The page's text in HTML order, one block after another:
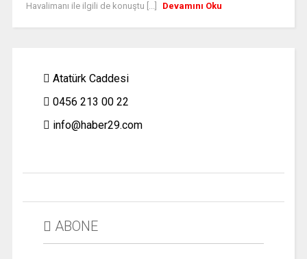
Havalimanı ile ilgili de konuştu [...]
Devamını Oku
Atatürk Caddesi
0456 213 00 22
info@haber29.com
ABONE